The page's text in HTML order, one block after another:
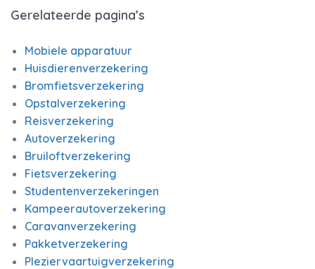
Gerelateerde pagina’s
Mobiele apparatuur
Huisdierenverzekering
Bromfietsverzekering
Opstalverzekering
Reisverzekering
Autoverzekering
Bruiloftverzekering
Fietsverzekering
Studentenverzekeringen
Kampeerautoverzekering
Caravanverzekering
Pakketverzekering
Pleziervaartuigverzekering